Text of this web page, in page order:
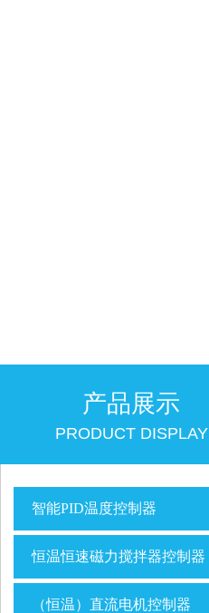
产品展示
PRODUCT DISPLAY
智能PID温度控制器
恒温恒速磁力搅拌器控制器
（恒温）直流电机控制器